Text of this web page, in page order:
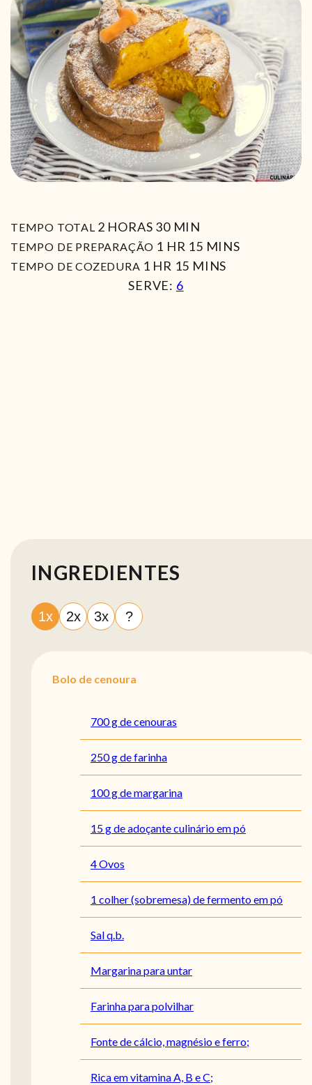
TEMPO TOTAL 2HORAS
HORAS 30MIN
MIN
TEMPO DE PREPARAÇÃO 1 HORA
HR 15MIN
MINS
TEMPO DE COZEDURA 1 HORA
HR 15 MIN
MINS
SERVE: 6
INGREDIENTES
1x 2x 3x ?
Bolo de cenoura
700 g de cenouras
250 g de farinha
100 g de margarina
15 g de adoçante culinário em pó
4 Ovos
1 colher (sobremesa) de fermento em pó
Sal q.b.
Margarina para untar
Farinha para polvilhar
Fonte de cálcio, magnésio e ferro;
Rica em vitamina A, B e C;